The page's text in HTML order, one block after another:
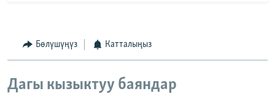
Бөлүшүңүз Катталыңыз
Дагы кызыктуу баяндар